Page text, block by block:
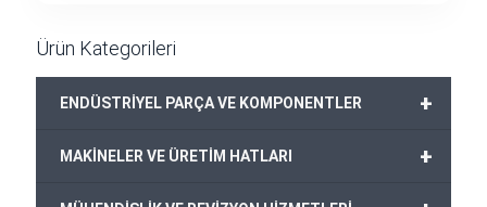
Ürün Kategorileri
+
ENDÜSTRİYEL PARÇA VE KOMPONENTLER
+
MAKİNELER VE ÜRETİM HATLARI